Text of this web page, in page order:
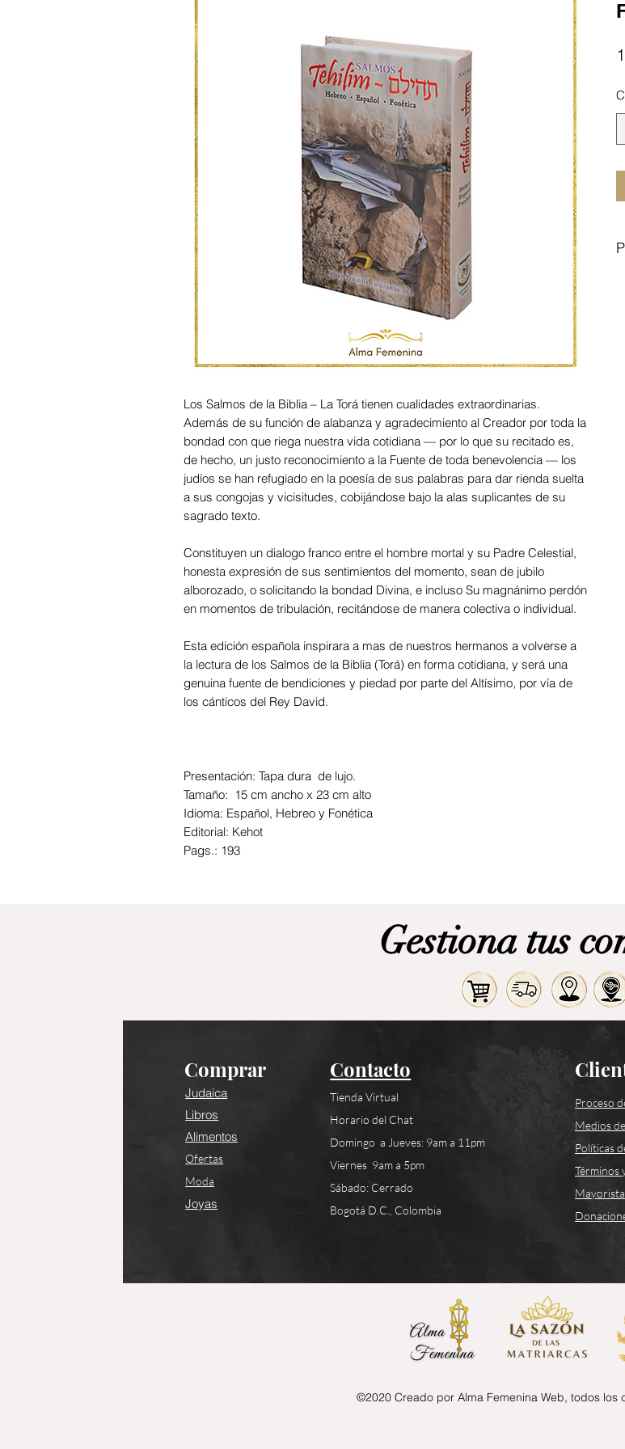
Los Salmos de la Biblia – La Torá tienen cualidades extraordinarias.
Además de su función de alabanza y agradecimiento al Creador por toda la
bondad con que riega nuestra vida cotidiana — por lo que su recitado es,
de hecho, un justo reconocimiento a la Fuente de toda benevolencia — los
judíos se han refugiado en la poesía de sus palabras para dar rienda suelta
a sus congojas y vicisitudes, cobijándose bajo la alas suplicantes de su
sagrado texto.
Constituyen un dialogo franco entre el hombre mortal y su Padre Celestial,
honesta expresión de sus sentimientos del momento, sean de jubilo
alborozado, o solicitando la bondad Divina, e incluso Su magnánimo perdón
en momentos de tribulación, recitándose de manera colectiva o individual.
Esta edición española inspirara a mas de nuestros hermanos a volverse a
la lectura de los Salmos de la Biblia (Torá) en forma cotidiana, y será una
genuina fuente de bendiciones y piedad por parte del Altísimo, por vía de
los cánticos del Rey David.
Presentación: Tapa dura de lujo.
Tamaño: 15 cm ancho x 23 cm alto
Idioma: Español, Hebreo y Fonética
Editorial: Kehot
Pags.: 193
Gestiona tus
Comprar
Judaica
Libros
Alimentos
Ofertas
Moda
Joyas
Contacto
Tienda Virtual
Horario del Chat
Domingo a Jueves: 9am a 11pm
Viernes 9am a 5pm
Sábado: Cerrado
Bogotá D.C., Colombia
Proceso
Medios
Políticas
Términos
©2020 Creado por Alma Femenina Web, todos los